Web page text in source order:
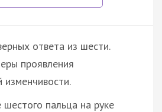
ответа из шести.
проявления
изменчивости.
шестого пальца на руке